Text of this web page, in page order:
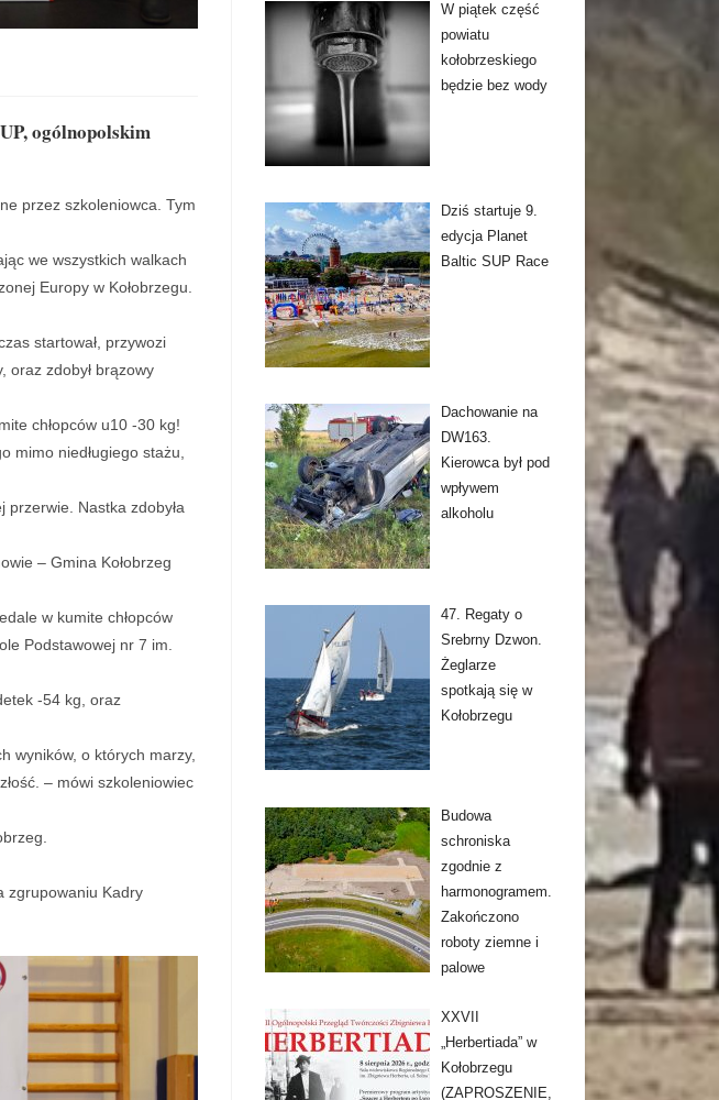
ogólnopolskim
przez szkoleniowca. Tym
we wszystkich walkach
Europy w Kołobrzegu.
startował, przywozi
oraz zdobył brązowy
chłopców u10 -30 kg!
mimo niedługiego stażu,
przerwie. Nastka zdobyła
– Gmina Kołobrzeg
w kumite chłopców
Podstawowej nr 7 im.
-54 kg, oraz
wyników, o których marzy,
– mówi szkoleniowiec
zgrupowaniu Kadry
W piątek część
powiatu
kołobrzeskiego
będzie bez wody
Dziś startuje 9.
edycja Planet
Baltic SUP Race
Dachowanie na
DW163.
Kierowca był pod
wpływem
alkoholu
47. Regaty o
Srebrny Dzwon.
Żeglarze
spotkają się w
Kołobrzegu
Budowa
schroniska
zgodnie z
harmonogramem.
Zakończono
roboty ziemne i
palowe
XXVII
„Herbertiada” w
Kołobrzegu
(ZAPROSZENIE,